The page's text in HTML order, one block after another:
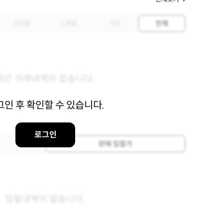
인 후 확인할 수 있습니다.
로그인
전체
판매 입찰가